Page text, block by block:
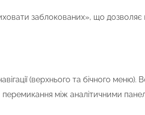
заблокованих», що
(верхнього та бічного меню).
між аналітичними